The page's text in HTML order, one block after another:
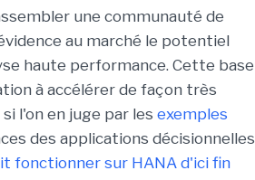
une communauté de
au marché le potentiel
haute performance. Cette base
à accélérer de façon très
l'on en juge par les exemples
des applications décisionnelles
fonctionner sur HANA d'ici fin